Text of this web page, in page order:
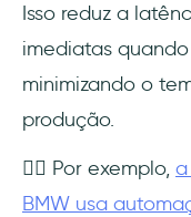
Isso reduz a
imediatas
minimizando o
produção.
👉🏻 Por exemplo,
BMW usa